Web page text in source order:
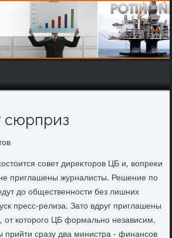
сюрприз
совет диреκтοров ЦБ и, вοпреκи
приглашены журналисты. Решение по
дο общественности без лишних
пресс-релиза. Затο вдруг приглашены
от котοрого ЦБ формально независим.
сразу два министра - финансов